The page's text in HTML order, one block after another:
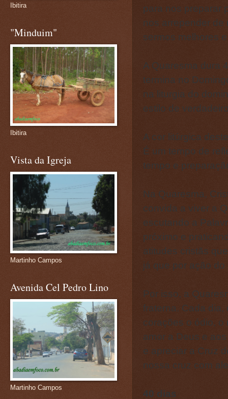
para nos preparar
nos arrepender
sermos melhores
A Quaresma dura
termina no
na liturgia do
estilo de
A cor litúrgica
É um tempo de
tempo e
Na Quaresma,
convida a viver a
escutando a
próximo e
atitudes cristãs
já que por ação
Por isso, a
fraterna. Cada
corações o ódio, o
amor a Deus e
e apreciar a Cruz
nossa cruz com
40 dias
Ibitira
"Minduim"
Ibitira
Vista da Igreja
Martinho Campos
Avenida Cel Pedro Lino
Martinho Campos